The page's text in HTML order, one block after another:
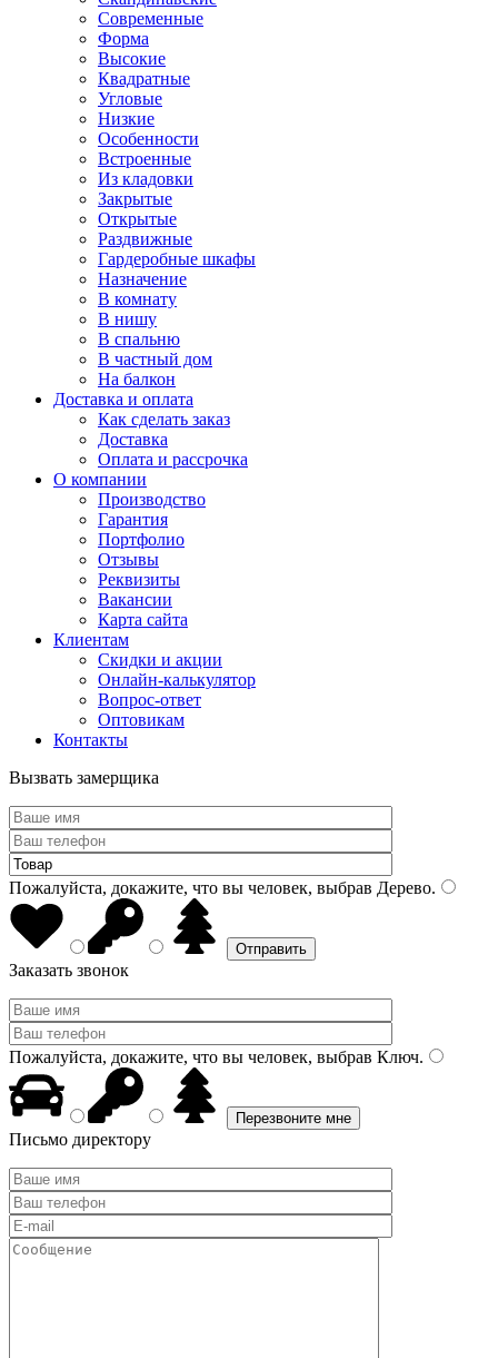
Современные
Форма
Высокие
Квадратные
Угловые
Низкие
Особенности
Встроенные
Из кладовки
Закрытые
Открытые
Раздвижные
Гардеробные шкафы
Назначение
В комнату
В нишу
В спальню
В частный дом
На балкон
Доставка и оплата
Как сделать заказ
Доставка
Оплата и рассрочка
О компании
Производство
Гарантия
Портфолио
Отзывы
Реквизиты
Вакансии
Карта сайта
Клиентам
Скидки и акции
Онлайн-калькулятор
Вопрос-ответ
Оптовикам
Контакты
Вызвать замерщика
Пожалуйста, докажите, что вы человек, выбрав Дерево.
Заказать звонок
Пожалуйста, докажите, что вы человек, выбрав Ключ.
Письмо директору